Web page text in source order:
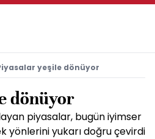
yeşile dönüyor
dönüyor
piyasalar, bugün iyimser
yönlerini yukarı doğru çevirdi